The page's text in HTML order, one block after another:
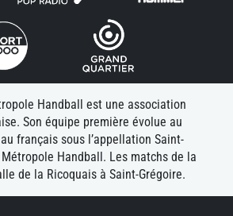
Handball est une association
Son équipe première évolue au
français sous l’appellation Saint-
Handball. Les matchs de la
de la Ricoquais à Saint-Grégoire.